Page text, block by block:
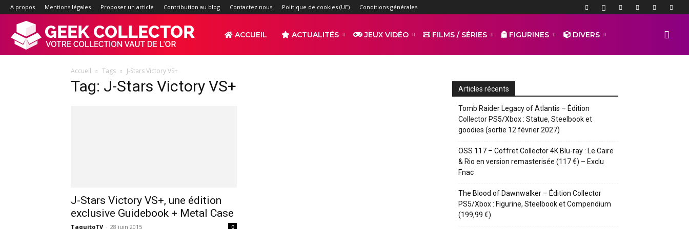
A propos Mentions légales Proposer un article Contribution au blog Contactez nous Politique de cookies (UE) Conditions générales
d'actualités
ACCUEIL ACTUALITÉS JEUX VIDÉO FILMS / SÉRIES FIGURINES DIVERS
Accueil Tags J-Stars Victory VS+
Tag: J-Stars Victory VS+
J-Stars Victory VS+, une édition
exclusive Guidebook + Metal Case
TaquitoTV - 28 juin 2015 0
Articles récents
Tomb Raider Legacy of Atlantis – Édition
Collector PS5/Xbox : Statue, Steelbook et
goodies (sortie 12 février 2027)
OSS 117 – Coffret Collector 4K Blu-ray : Le Caire
& Rio en version remasterisée (117 €) – Exclu
Fnac
The Blood of Dawnwalker – Édition Collector
PS5/Xbox : Figurine, Steelbook et Compendium
(199,99 €)